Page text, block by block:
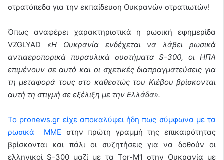
στρατόπεδα για την εκπαίδευση Ουκρανών στρατιωτών!
Όπως αναφέρει χαρακτηριστικά η ρωσική εφημερίδα
VZGLYAD «Η Ουκρανία ενδέχεται να λάβει ρωσικά
αντιαεροπορικά πυραυλικά συστήματα S-300, οι ΗΠΑ
επιμένουν σε αυτό και οι σχετικές διαπραγματεύσεις για
τη μεταφορά τους στο καθεστώς του Κιέβου βρίσκονται
αυτή τη στιγμή σε εξέλιξη με την Ελλάδα».
Το pronews.gr είχε αποκαλύψει ήδη πως σύμφωνα με τα
ρωσικά ΜΜΕ στην πρώτη γραμμή της επικαιρότητας
βρίσκονται και πάλι οι συζητήσεις για να δοθούν οι
ελληνικοί S-300 μαζί με τα Tor-M1 στην Ουκρανία με